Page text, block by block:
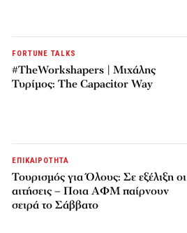
FORTUNE TALKS
#TheWorkshapers | Μιχάλης
Τυρίμος: The Capacitor Way
ΕΠΙΚΑΙΡΟΤΗΤΑ
Τουρισμός για Όλους: Σε εξέλιξη οι
αιτήσεις – Ποια ΑΦΜ παίρνουν
σειρά το Σάββατο